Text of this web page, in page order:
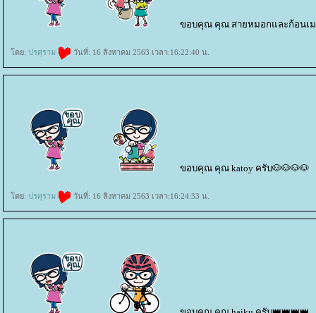
ขอบคุณ คุณ สายหมอกและก้อนเม
ดย: ปรศุราม วันที่: 16 สิงหาคม 2563 เวลา:16:22:40 น.
ขอบคุณ คุณ katoy ครับ🐶🐶🐶🐶
ดย: ปรศุราม วันที่: 16 สิงหาคม 2563 เวลา:16:24:33 น.